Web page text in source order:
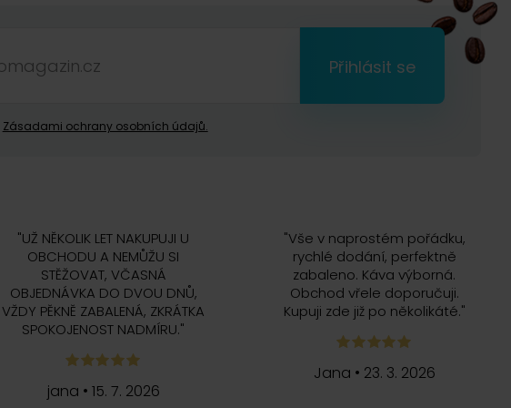
Přihlásit se
Zásadami ochrany osobních údajů.
"UŽ NĚKOLIK LET NAKUPUJI U
OBCHODU A NEMŮŽU SI
STĚŽOVAT, VČASNÁ
OBJEDNÁVKA DO DVOU DNŮ,
VŽDY PĚKNĚ ZABALENÁ, ZKRÁTKA
SPOKOJENOST NADMÍRU."
jana • 15. 7. 2026
"Vše v naprostém pořádku,
rychlé dodání, perfektně
zabaleno. Káva výborná.
Obchod vřele doporučuji.
Kupuji zde již po několikáté."
Jana • 23. 3. 2026